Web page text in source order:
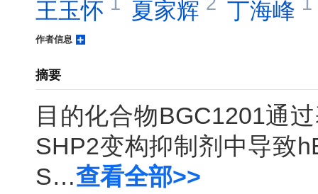
王玉怀 夏家辉 丁海峰
作者信息
摘要
目的化合物BGC1201通
SHP2变构抑制剂中导致
S…查看全部>>